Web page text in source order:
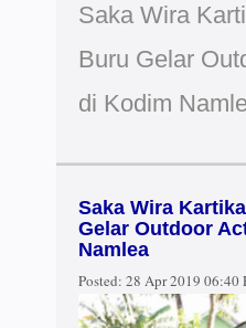
Saka Wira
Buru Gelar
di Kodim
Saka Wira
Gelar Outdoor
Namlea
Posted: 28 Apr 2019 06:40